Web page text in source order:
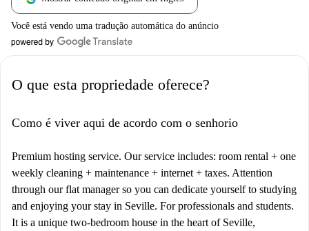
Você está vendo uma tradução automática do anúncio
O que esta propriedade oferece?
Como é viver aqui de acordo com o senhorio
Premium hosting service. Our service includes: room rental + one
weekly cleaning + maintenance + internet + taxes. Attention
through our flat manager so you can dedicate yourself to studying
and enjoying your stay in Seville. For professionals and students.
It is a unique two-bedroom house in the heart of Seville,